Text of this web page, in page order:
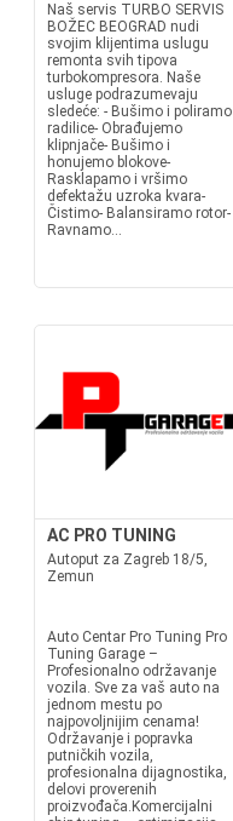
Naš servis TURBO SERVIS
BOŽEC BEOGRAD nudi
svojim klijentima uslugu
remonta svih tipova
turbokompresora. Naše
usluge podrazumevaju
sledeće: - Bušimo i poliramo
radilice- Obrađujemo
klipnjače- Bušimo i
honujemo blokove-
Rasklapamo i vršimo
defektažu uzroka kvara-
Čistimo- Balansiramo rotor-
Ravnamo...
AC PRO TUNING
Autoput za Zagreb 18/5,
Zemun
Auto Centar Pro Tuning Pro
Tuning Garage –
Profesionalno održavanje
vozila. Sve za vaš auto na
jednom mestu po
najpovoljnijim cenama!
Održavanje i popravka
putničkih vozila,
profesionalna dijagnostika,
delovi proverenih
proizvođača.Komercijalni